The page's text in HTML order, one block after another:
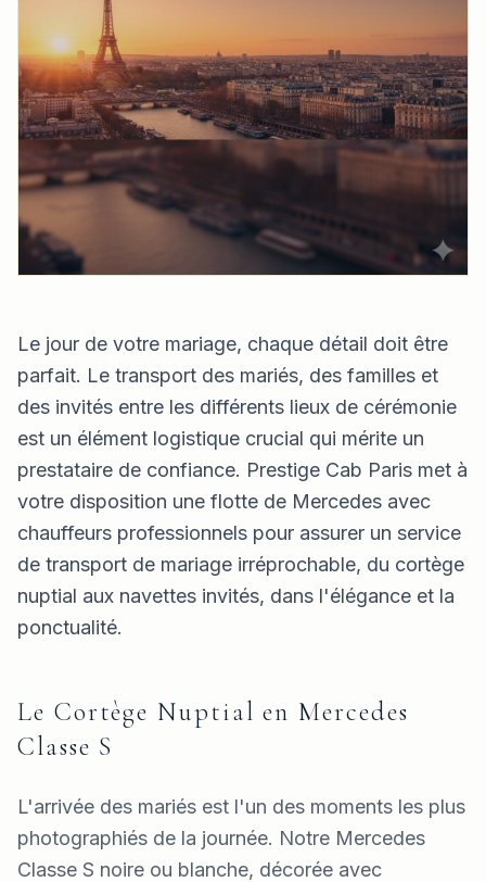
Le jour de votre mariage, chaque détail doit être
parfait. Le transport des mariés, des familles et
des invités entre les différents lieux de cérémonie
est un élément logistique crucial qui mérite un
prestataire de confiance. Prestige Cab Paris met à
votre disposition une flotte de Mercedes avec
chauffeurs professionnels pour assurer un service
de transport de mariage irréprochable, du cortège
nuptial aux navettes invités, dans l'élégance et la
ponctualité.
Le Cortège Nuptial en Mercedes
Classe S
L'arrivée des mariés est l'un des moments les plus
photographiés de la journée. Notre Mercedes
Classe S noire ou blanche, décorée avec